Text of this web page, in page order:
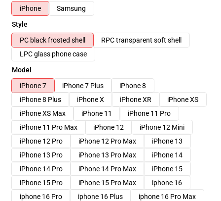
iPhone
Samsung
Style
PC black frosted shell
RPC transparent soft shell
LPC glass phone case
Model
iPhone 7
iPhone 7 Plus
iPhone 8
iPhone 8 Plus
iPhone X iPhone XR
iPhone XS
iPhone XS Max
iPhone 11
iPhone 11 Pro
iPhone 11 Pro Max
iPhone 12
iPhone 12 Mini
iPhone 12 Pro
iPhone 12 Pro Max
iPhone 13
iPhone 13 Pro
iPhone 13 Pro Max
iPhone 14
iPhone 14 Pro
iPhone 14 Pro Max
iPhone 15
iPhone 15 Pro
iPhone 15 Pro Max
iphone 16
iphone 16 Pro
iphone 16 Plus iphone 16 Pro Max